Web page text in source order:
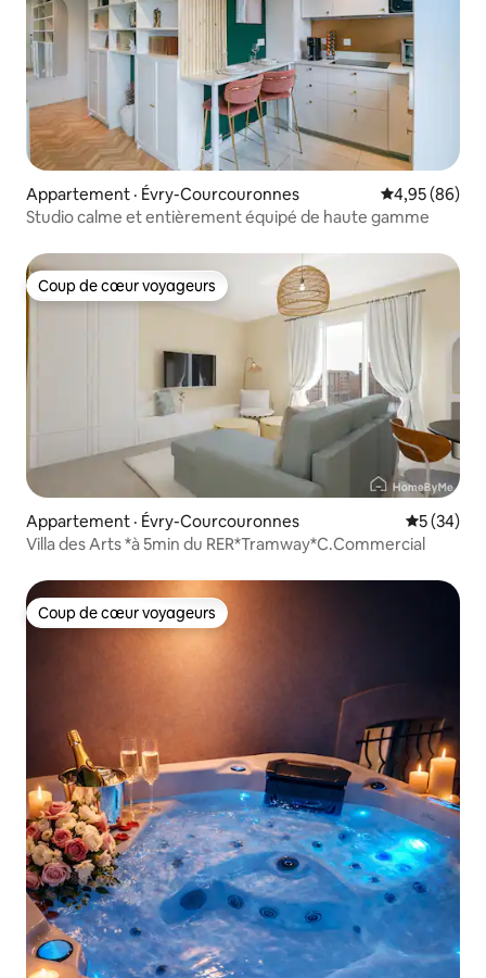
Appartement · Évry-Courcouronnes Note
4,95 (86)
Studio calme et entièrement équipé de haute gamme
Coup de cœur voyageurs
Coup de cœur voyageurs
Appartement · Évry-Courcouronnes Note
5 (34)
Villa des Arts *à 5min du RER*Tramway*C.Commercial
Coup de cœur voyageurs
Coup de cœur voyageurs